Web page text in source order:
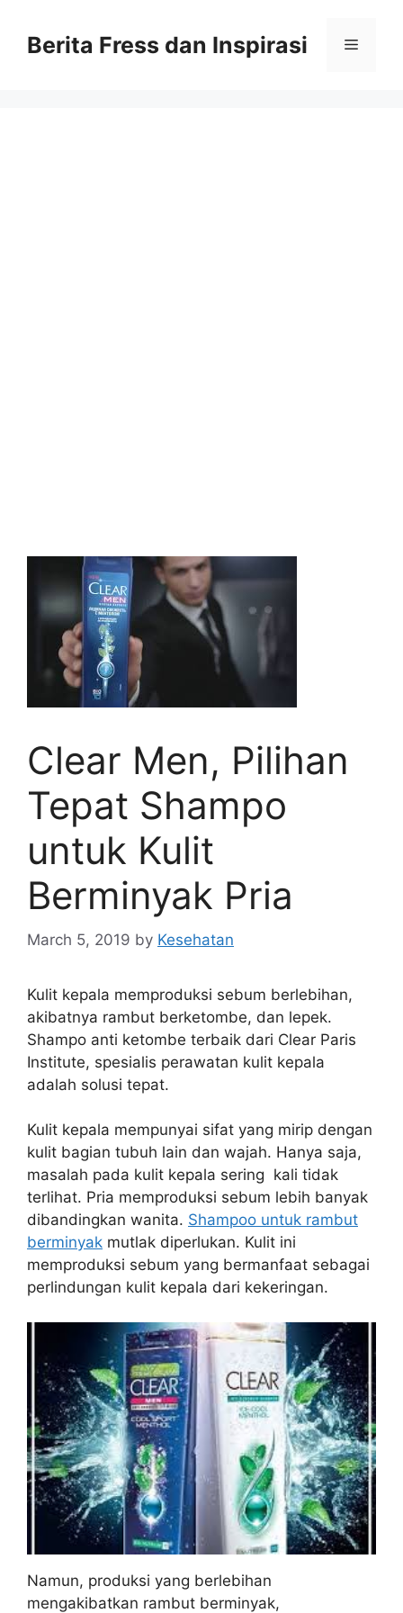
contentBerita Fress dan Inspirasi Menu
Clear Men, Pilihan
Tepat Shampo
untuk Kulit
Berminyak Pria
March 5, 2019 by Kesehatan
Kulit kepala memproduksi sebum berlebihan,
akibatnya rambut berketombe, dan lepek.
Shampo anti ketombe terbaik dari Clear Paris
Institute, spesialis perawatan kulit kepala
adalah solusi tepat.
Kulit kepala mempunyai sifat yang mirip dengan
kulit bagian tubuh lain dan wajah. Hanya saja,
masalah pada kulit kepala sering kali tidak
terlihat. Pria memproduksi sebum lebih banyak
dibandingkan wanita. Shampoo untuk rambut
berminyak mutlak diperlukan. Kulit ini
memproduksi sebum yang bermanfaat sebagai
perlindungan kulit kepala dari kekeringan.
Namun, produksi yang berlebihan
mengakibatkan rambut berminyak,